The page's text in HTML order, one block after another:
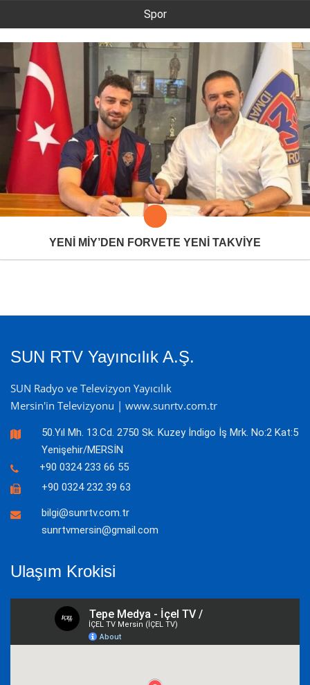
Spor
YENİ MİY’DEN FORVETE YENİ TAKVİYE
SUN RTV Yayıncılık A.Ş.
SUN Radyo ve Televizyon Yayıcılık
Mersin'in Televizyonu | www.sunrtv.com.tr
50.Yıl Mh. 13.Cd. 2750 Sk. Kuzey İndigo İş Mrk. No:2 Kat:5
Yenişehir/MERSİN
+90 0324 233 66 55
+90 0324 232 39 63
bilgi@sunrtv.com.tr
sunrtvmersin@gmail.com
Ulaşım Krokisi